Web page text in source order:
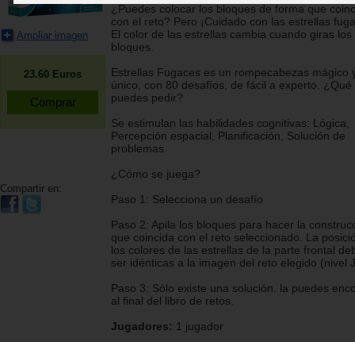
Ampliar imagen
23.60 Euros
Compartir en:
¿Puedes colocar los bloques de forma que
con el reto? Pero ¡Cuidado con las estrellas
El color de las estrellas cambia cuando giras los
bloques.
Estrellas Fugaces es un rompecabezas mágico
único, con 80 desafíos, de fácil a experto. ¿Qué
puedes pedir?
Se estimulan las habilidades cognitivas: Lógica,
Percepción espacial, Planificación, Solución de
problemas.
¿Cómo se juega?
Paso 1: Selecciona un desafío
Paso 2: Apila los bloques para hacer la
que coincida con el reto seleccionado. La
los colores de las estrellas de la parte frontal
ser idénticas a la imagen del reto elegido (nivel
Paso 3: Sólo existe una solución. la puedes
al final del libro de retos.
Jugadores: 1 jugador